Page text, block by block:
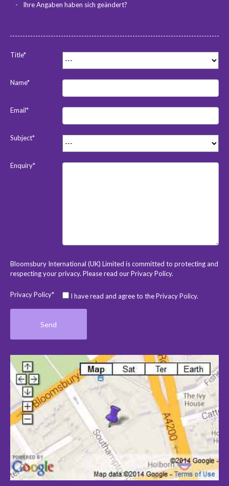
Ihre Angaben haben sich geändert?
Title*
Name*
Email*
Subject*
Enquiry*
Bloomsbury International (UK) Limited is committed to protecting and
respecting your privacy. Please read ourPrivacy Policy.
Privacy Policy* I have read and agree to the Privacy Policy.